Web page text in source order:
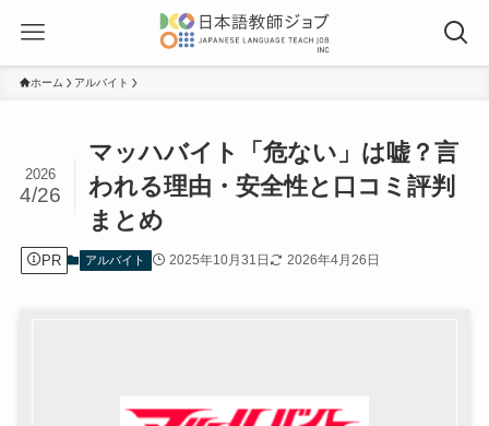
ホーム アルバイト
マッハバイト「危ない」は嘘？言
われる理由・安全性と口コミ評判
まとめ
2026
4/26
PR アルバイト 2025年10月31日 2026年4月26日